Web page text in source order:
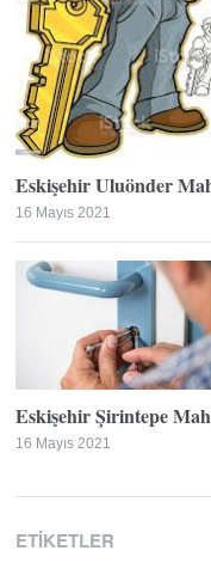
Eskişehir Uluönder
16 Mayıs 2021
Eskişehir Şirintepe
16 Mayıs 2021
ETIKETLER